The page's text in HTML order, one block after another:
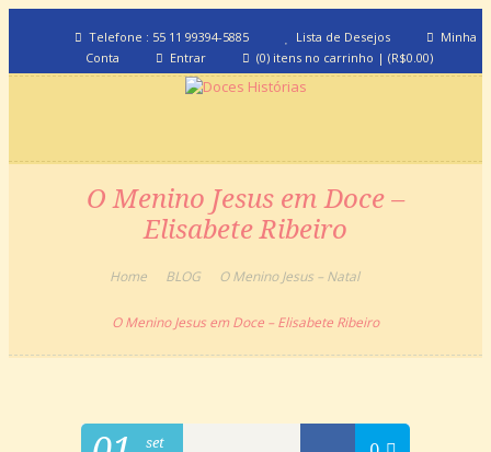
Telefone : 55 11 99394-5885 Lista de Desejos
Minha
Conta
Entrar (0) itens no carrinho | (R$0.00)
O Menino Jesus em Doce –
Elisabete Ribeiro
Home BLOG O Menino Jesus – Natal
O Menino Jesus em Doce – Elisabete Ribeiro
set